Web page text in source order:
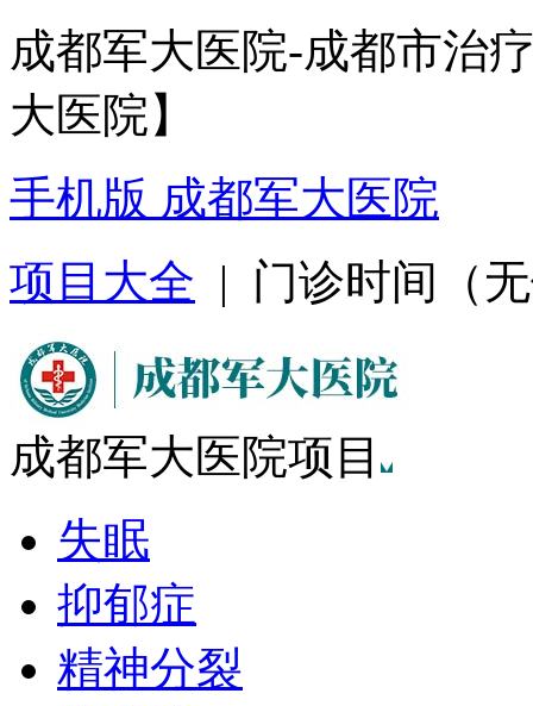
成都军大医院-成都市治
大医院】
手机版 成都军大医院
项目大全 | 门诊时间（
成都军大医院项目
失眠
抑郁症
精神分裂